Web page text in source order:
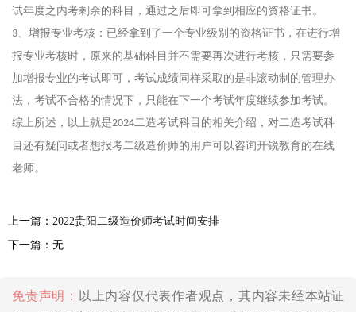
试年度之内考剩余的科目，通过之后即可拿到相应的资格证书。
3、增报专业考核：已经拿到了一个专业级别的资格证书，在进行增
报专业考核时，原来的基础科目并不需要再次进行考核，只需要参
加增报专业的考试即可，考试成绩同样采取的是非滚动制的管理办
法，考试不合格的情况下，只能在下一个考试年度继续参加考试。
综上所述，以上就是2024二造考试科目的相关介绍，对二造考试科
目还有疑问或者想报考二级造价师的用户可以咨询开锐教育的在线
老师。
上一篇： 2022贵阳二级造价师考试时间安排
下一篇：无
免责声明：
以上内容仅代表作者观点，其内容未经本站证